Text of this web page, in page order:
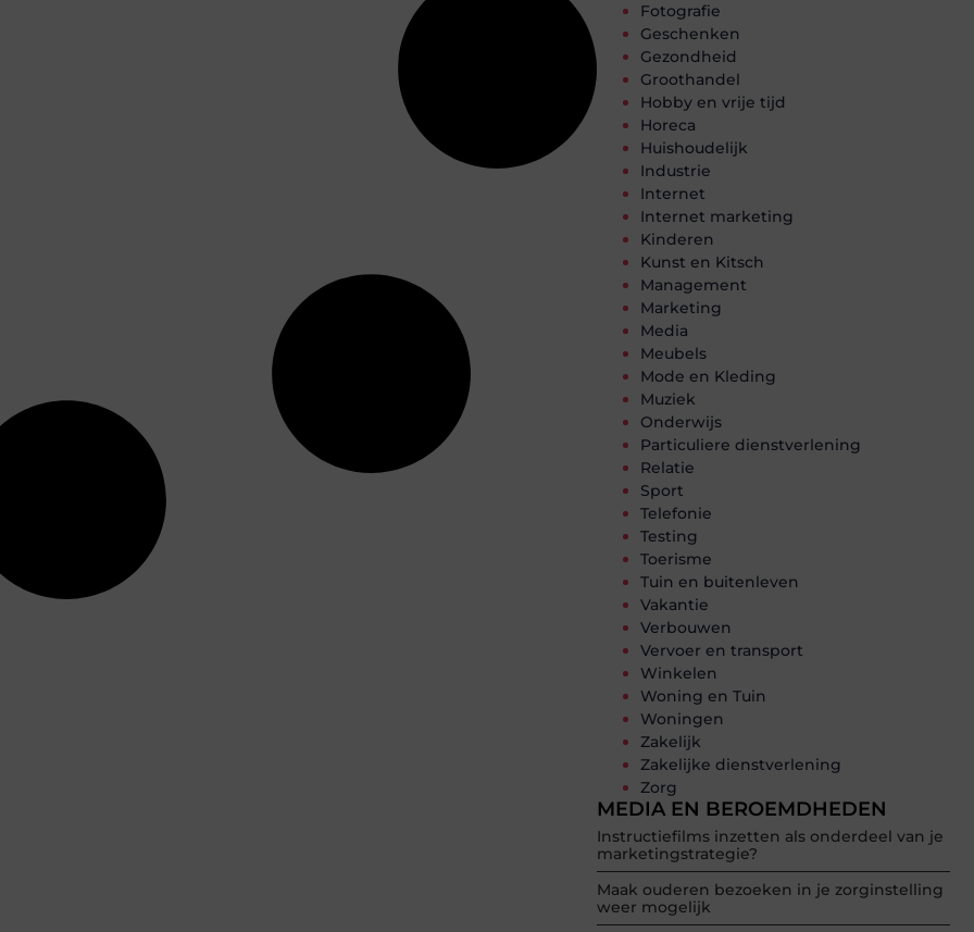
Fotografie
Geschenken
Gezondheid
Groothandel
Hobby en vrije tijd
Horeca
Huishoudelijk
Industrie
Internet
Internet marketing
Kinderen
Kunst en Kitsch
Management
Marketing
Media
Meubels
Mode en Kleding
Muziek
Onderwijs
Particuliere dienstverlening
Relatie
Sport
Telefonie
Testing
Toerisme
Tuin en buitenleven
Vakantie
Verbouwen
Vervoer en transport
Winkelen
Woning en Tuin
Woningen
Zakelijk
Zakelijke dienstverlening
Zorg
MEDIA EN BEROEMDHEDEN
Instructiefilms inzetten als onderdeel van je
marketingstrategie?
Maak ouderen bezoeken in je zorginstelling
weer mogelijk